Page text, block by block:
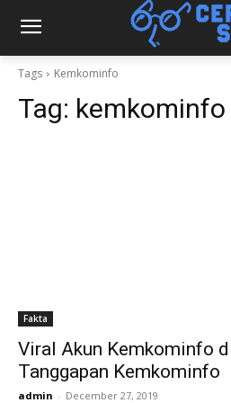
Tags Kemkominfo
Tag: kemkominfo
Fakta
Viral Akun Kemkominfo
Tanggapan Kemkominfo
admin - December 27, 2019